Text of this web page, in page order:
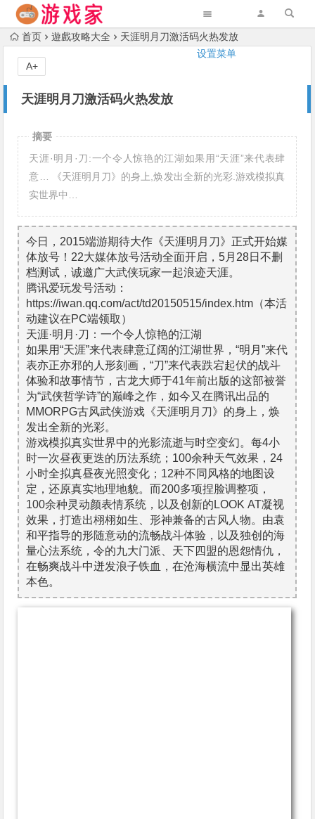
设置菜单
首页 遊戲攻略大全 天涯明月刀激活码火热发放
天涯明月刀激活码火热发放
A+
摘要
天涯·明月·刀:一个令人惊艳的江湖如果用“天涯”来代表肆
意… 《天涯明月刀》的身上,焕发出全新的光彩.游戏模拟真
实世界中…
今日，2015端游期待大作《天涯明月刀》正式开始媒
体放号！22大媒体放号活动全面开启，5月28日不删
档测试，诚邀广大武侠玩家一起浪迹天涯。
腾讯爱玩发号活动：
https://iwan.qq.com/act/td20150515/index.htm（本活
动建议在PC端领取）
天涯·明月·刀：一个令人惊艳的江湖
如果用“天涯”来代表肆意辽阔的江湖世界，“明月”来代
表亦正亦邪的人形刻画，“刀”来代表跌宕起伏的战斗
体验和故事情节，古龙大师于41年前出版的这部被誉
为“武侠哲学诗”的巅峰之作，如今又在腾讯出品的
MMORPG古风武侠游戏《天涯明月刀》的身上，焕
发出全新的光彩。
游戏模拟真实世界中的光影流逝与时空变幻。每4小
时一次昼夜更迭的历法系统；100余种天气效果，24
小时全拟真昼夜光照变化；12种不同风格的地图设
定，还原真实地理地貌。而200多项捏脸调整项，
100余种灵动颜表情系统，以及创新的LOOK AT凝视
效果，打造出栩栩如生、形神兼备的古风人物。由袁
和平指导的形随意动的流畅战斗体验，以及独创的海
量心法系统，令的九大门派、天下四盟的恩怨情仇，
在畅爽战斗中迸发浪子铁血，在沧海横流中显出英雄
本色。